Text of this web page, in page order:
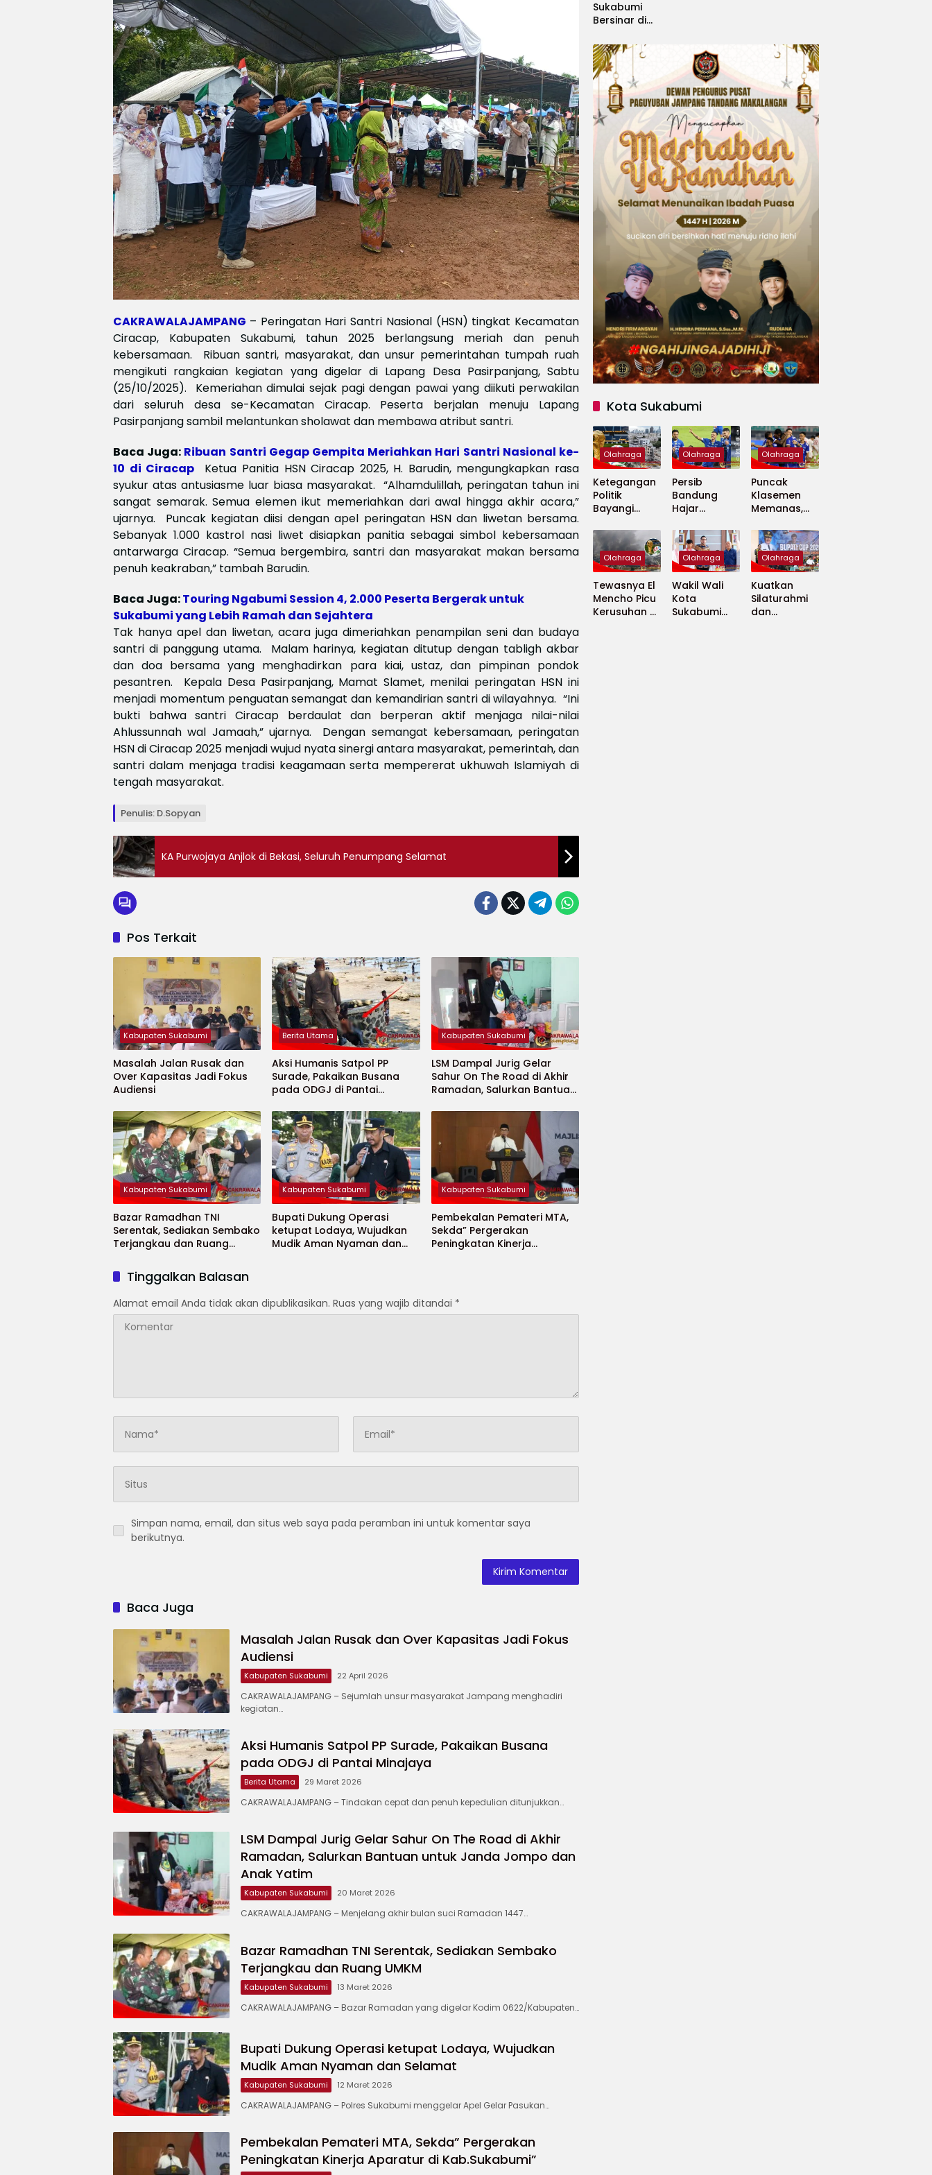
CAKRAWALAJAMPANG – Peringatan Hari Santri Nasional (HSN) tingkat Kecamatan
Ciracap, Kabupaten Sukabumi, tahun 2025 berlangsung meriah dan penuh
kebersamaan. ‎ ‎Ribuan santri, masyarakat, dan unsur pemerintahan tumpah ruah
mengikuti rangkaian kegiatan yang digelar di Lapang Desa Pasirpanjang, Sabtu
(25/10/2025). ‎ ‎Kemeriahan dimulai sejak pagi dengan pawai yang diikuti perwakilan
dari seluruh desa se-Kecamatan Ciracap. Peserta berjalan menuju Lapang
Pasirpanjang sambil melantunkan sholawat dan membawa atribut santri.
Baca Juga: Ribuan Santri Gegap Gempita Meriahkan Hari Santri Nasional ke-
10 di Ciracap ‎ ‎Ketua Panitia HSN Ciracap 2025, H. Barudin, mengungkapkan rasa
syukur atas antusiasme luar biasa masyarakat. ‎ ‎“Alhamdulillah, peringatan tahun ini
sangat semarak. Semua elemen ikut memeriahkan dari awal hingga akhir acara,”
ujarnya. ‎ ‎Puncak kegiatan diisi dengan apel peringatan HSN dan liwetan bersama.
Sebanyak 1.000 kastrol nasi liwet disiapkan panitia sebagai simbol kebersamaan
antarwarga Ciracap. “Semua bergembira, santri dan masyarakat makan bersama
penuh keakraban,” tambah Barudin.
Baca Juga:Touring Ngabumi Session 4, 2.000 Peserta Bergerak untuk
Sukabumi yang Lebih Ramah dan Sejahtera
Tak hanya apel dan liwetan, acara juga dimeriahkan penampilan seni dan budaya
santri di panggung utama. ‎ ‎Malam harinya, kegiatan ditutup dengan tabligh akbar
dan doa bersama yang menghadirkan para kiai, ustaz, dan pimpinan pondok
pesantren. ‎ ‎Kepala Desa Pasirpanjang, Mamat Slamet, menilai peringatan HSN ini
menjadi momentum penguatan semangat dan kemandirian santri di wilayahnya. ‎ ‎“Ini
bukti bahwa santri Ciracap berdaulat dan berperan aktif menjaga nilai-nilai
Ahlussunnah wal Jamaah,” ujarnya. ‎ ‎Dengan semangat kebersamaan, peringatan
HSN di Ciracap 2025 menjadi wujud nyata sinergi antara masyarakat, pemerintah, dan
santri dalam menjaga tradisi keagamaan serta mempererat ukhuwah Islamiyah di
tengah masyarakat.
Penulis: D.Sopyan
KA Purwojaya Anjlok di Bekasi, Seluruh Penumpang Selamat
Pos Terkait
Kabupaten Sukabumi
Masalah Jalan Rusak dan
Over Kapasitas Jadi Fokus
Audiensi
Berita Utama
Aksi Humanis Satpol PP
Surade, Pakaikan Busana
pada ODGJ di Pantai
Kabupaten Sukabumi
LSM Dampal Jurig Gelar
Sahur On The Road di Akhir
Ramadan, Salurkan Bantuan
Anak Yatim
Kabupaten Sukabumi
Bazar Ramadhan TNI
Serentak, Sediakan Sembako
Terjangkau dan Ruang
Kabupaten Sukabumi
Bupati Dukung Operasi
ketupat Lodaya, Wujudkan
Mudik Aman Nyaman dan
Kabupaten Sukabumi
Pembekalan Pemateri MTA,
Sekda” Pergerakan
Peningkatan Kinerja
Tinggalkan Balasan
Alamat email Anda tidak akan dipublikasikan. Ruas yang wajib ditandai *
Simpan nama, email, dan situs web saya pada peramban ini untuk komentar saya
berikutnya.
Baca Juga
Masalah Jalan Rusak dan Over Kapasitas Jadi Fokus
Audiensi
Kabupaten Sukabumi 22 April 2026
CAKRAWALAJAMPANG – ‎Sejumlah unsur masyarakat Jampang menghadiri
kegiatan…
Aksi Humanis Satpol PP Surade, Pakaikan Busana
pada ODGJ di Pantai Minajaya
Berita Utama 29 Maret 2026
CAKRAWALAJAMPANG – Tindakan cepat dan penuh kepedulian ditunjukkan…
LSM Dampal Jurig Gelar Sahur On The Road di Akhir
Ramadan, Salurkan Bantuan untuk Janda Jompo dan
Anak Yatim
Kabupaten Sukabumi 20 Maret 2026
CAKRAWALAJAMPANG – Menjelang akhir bulan suci Ramadan 1447…
Bazar Ramadhan TNI Serentak, Sediakan Sembako
Terjangkau dan Ruang UMKM
Kabupaten Sukabumi 13 Maret 2026
CAKRAWALAJAMPANG – Bazar Ramadan yang digelar Kodim 0622/Kabupaten…
Bupati Dukung Operasi ketupat Lodaya, Wujudkan
Mudik Aman Nyaman dan Selamat
Kabupaten Sukabumi 12 Maret 2026
CAKRAWALAJAMPANG – Polres Sukabumi menggelar Apel Gelar Pasukan…
Pembekalan Pemateri MTA, Sekda” Pergerakan
Peningkatan Kinerja Aparatur di Kab.Sukabumi”
Sukabumi
Bersinar di
Gelar
Bergengsi
Ajang Idol
Kids
International
2026
Kota Sukabumi
Olahraga
Ketegangan
Politik
Bayangi
Piala Dunia
2026
Olahraga
Persib
Bandung
Hajar
United 5-0,
Perkuat
Puncak
Klasemen BRI
Super
League
Olahraga
Puncak
Klasemen
Memanas,
Persija Saling
Tekan
Olahraga
Tewasnya El
Mencho Picu
Kerusuhan di
Olahraga
Wakil Wali
Kota
Sukabumi
Olahraga
Kuatkan
Silaturahmi
dan